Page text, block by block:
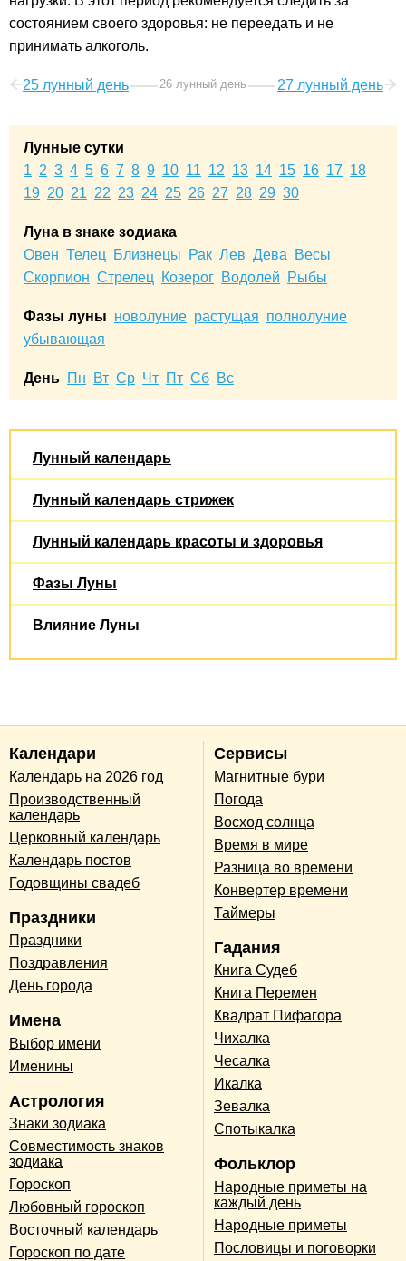
состоянием своего здоровья: не переедать и не
принимать алкоголь.
25 лунный день 26 лунный день 27 лунный день
Лунные сутки
1 2 3 4 5 6 7 8 9 10 11 12 13 14 15 16 17 18
19 20 21 22 23 24 25 26 27 28 29 30
Луна в знаке зодиака
Овен Телец Близнецы Рак Лев Дева
Весы
Скорпион Стрелец Козерог Водолей Рыбы
Фазы луны новолуние растущая полнолуние
убывающая
День Пн Вт Ср Чт Пт Сб Вс
Лунный календарь
Лунный календарь стрижек
Лунный календарь красоты и здоровья
Фазы Луны
Влияние Луны
Календари
Календарь на 2026 год
Производственный
календарь
Церковный календарь
Календарь постов
Годовщины свадеб
Праздники
Праздники
Поздравления
День города
Имена
Выбор имени
Именины
Астрология
Знаки зодиака
Совместимость знаков
зодиака
Гороскоп
Любовный гороскоп
Восточный календарь
Гороскоп по дате
Сервисы
Магнитные бури
Погода
Восход солнца
Время в мире
Разница во времени
Конвертер времени
Таймеры
Гадания
Книга Судеб
Книга Перемен
Квадрат Пифагора
Чихалка
Чесалка
Икалка
Зевалка
Спотыкалка
Фольклор
Народные приметы на
каждый день
Народные приметы
Пословицы и поговорки